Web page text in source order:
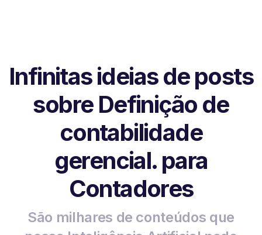
Infinitas ideias de posts
sobre Definição de
contabilidade
gerencial. para
Contadores
São milhares de conteúdos que